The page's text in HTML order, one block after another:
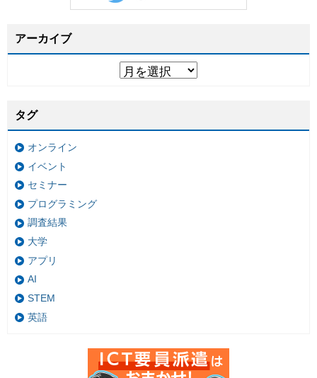
アーカイブ
タグ
オンライン
イベント
セミナー
プログラミング
調査結果
大学
アプリ
AI
STEM
英語